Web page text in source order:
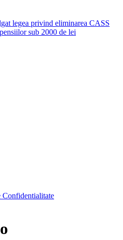
legea privind eliminarea CASS
sub 2000 de lei
Confidentialitate